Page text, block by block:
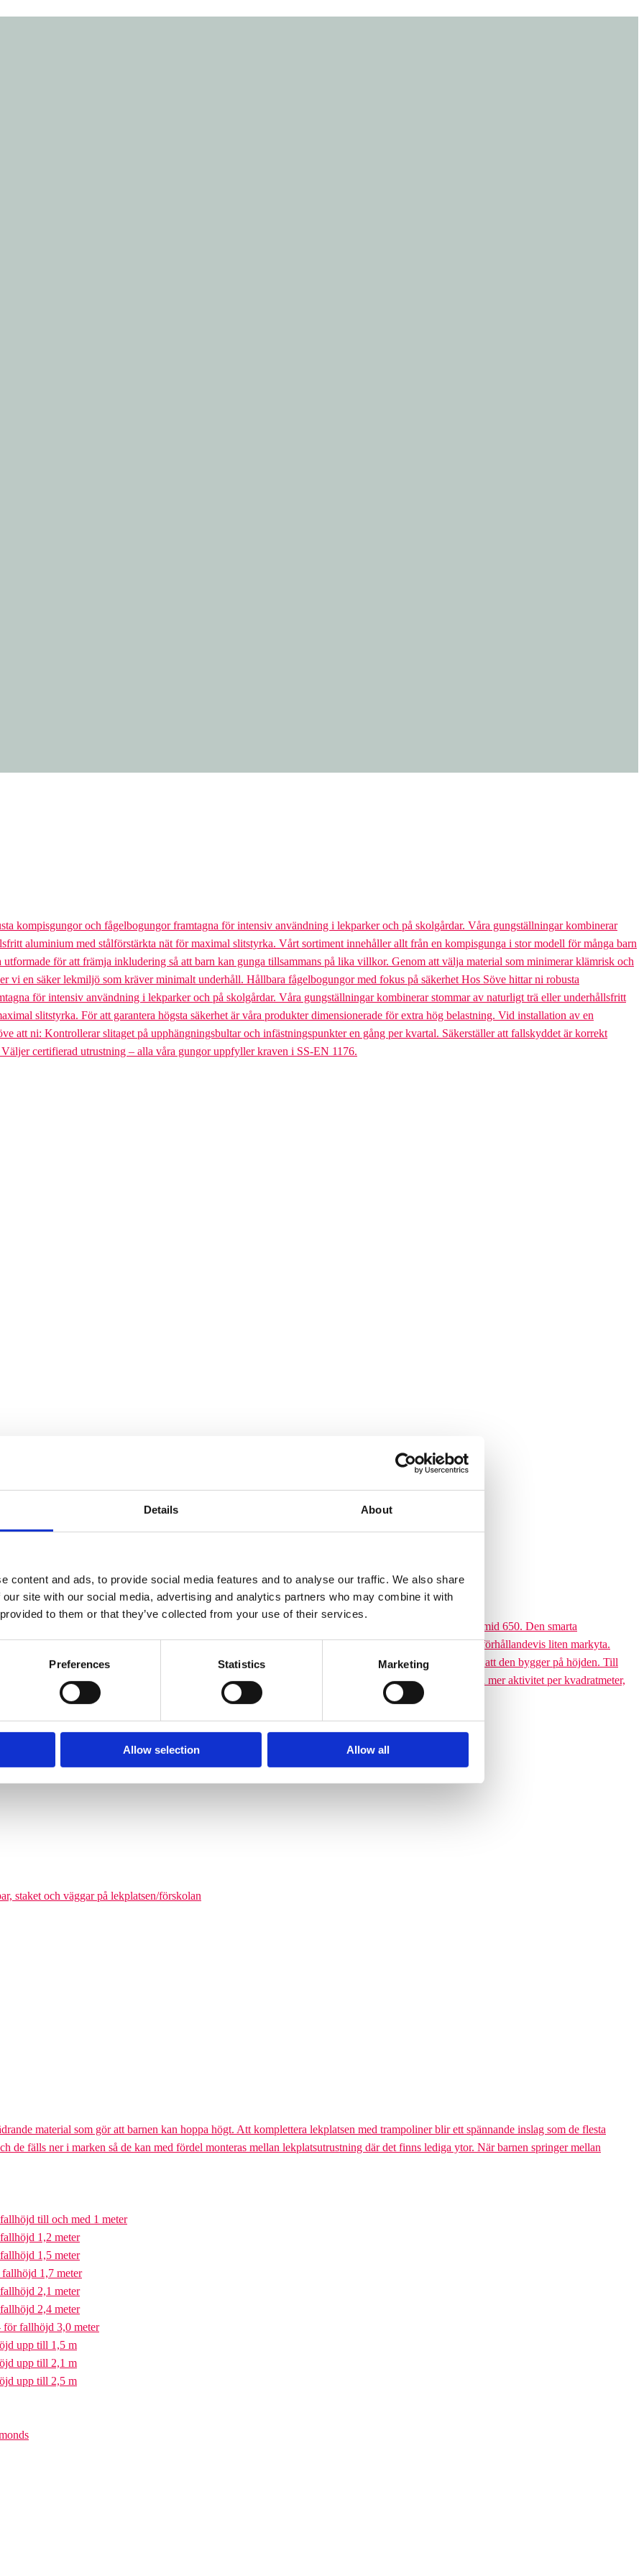
Details About
content and ads, to provide social media features and to analyse our traffic. We also share
site with our social media, advertising and analytics partners who may combine it with
to them or that they’ve collected from your use of their services.
Preferences Statistics Marketing
Allow selection Allow all
kompisgungor och fågelbogungor framtagna för intensiv användning i lekparker och på skolgårdar. Våra gungställningar kombinerar
aluminium med stålförstärkta nät för maximal slitstyrka. Vårt sortiment innehåller allt från en kompisgunga i stor modell för många barn
för att främja inkludering så att barn kan gunga tillsammans på lika villkor. Genom att välja material som minimerar klämrisk och
vi en säker lekmiljö som kräver minimalt underhåll. Hållbara fågelbogungor med fokus på säkerhet Hos Söve hittar ni robusta
för intensiv användning i lekparker och på skolgårdar. Våra gungställningar kombinerar stommar av naturligt trä eller underhållsfritt
slitstyrka. För att garantera högsta säkerhet är våra produkter dimensionerade för extra hög belastning. Vid installation av en
att ni: Kontrollerar slitaget på upphängningsbultar och infästningspunkter en gång per kvartal. Säkerställer att fallskyddet är korrekt
certifierad utrustning – alla våra gungor uppfyller kraven i SS-EN 1176.
finns i flera storlekar, från tre meters höjd upp till den 6,5 meter höga Climbing pyramid 650. Läs mer...
klätterpyramider finns i flera storlekar, från tre meters höjd upp till den 6,5 meter höga Climbing pyramid 650. Den smarta
barn från cirka 6 år och uppåt att klättra på en och samma gång. Dessutom tar klätterpyramiden upp en förhållandevis liten markyta.
med en diameter på cirka 9–14,5 meter. Det som gör klätterpyramiden till ett yteffektivt val är att den bygger på höjden. Till
större plats, maximerar nätstrukturen antalet användare på ytan. Ni får plats med betydligt fler barn och mer aktivitet per kvadratmeter,
och kommunala parker.
där man kan förena leken med matematikutmaningar
staket och väggar på lekplatsen/förskolan
material som gör att barnen kan hoppa högt. Att komplettera lekplatsen med trampoliner blir ett spännande inslag som de flesta
de fälls ner i marken så de kan med fördel monteras mellan lekplatsutrustning där det finns lediga ytor. När barnen springer mellan
till och med 1 meter
1,2 meter
1,5 meter
1,7 meter
2,1 meter
2,4 meter
för fallhöjd 3,0 meter
upp till 1,5 m
upp till 2,1 m
upp till 2,5 m